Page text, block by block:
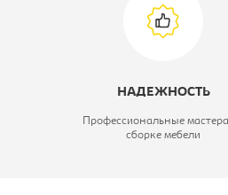
НАДЕЖНОСТЬ
Профессиональные
сборке мебели